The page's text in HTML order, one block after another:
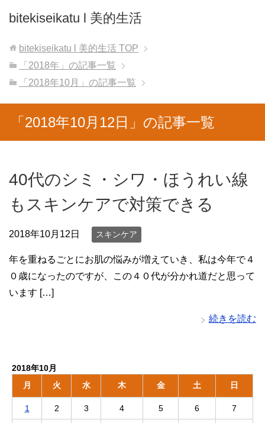
bitekiseikatu l 美的生活
bitekiseikatu l 美的生活 TOP
「2018年」の記事一覧
「2018年10月」の記事一覧
「2018年10月12日」の記事一覧
40代のシミ・シワ・ほうれい線
もスキンケアで対策できる
2018年10月12日 スキンケア
年を重ねるごとにお肌の悩みが増えていき、私は今年で４
０歳になったのですが、この４０代が分かれ道だと思って
います […]
続きを読む
2018年10月
月
火 水 木 金 土 日
1 2 3 4 5 6 7